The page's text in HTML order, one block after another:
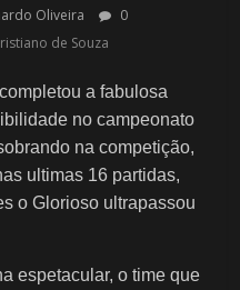
Oliveira
0
de Souza
a fabulosa
no campeonato
na competição,
ultimas 16 partidas,
o Glorioso ultrapassou
espetacular, o time que